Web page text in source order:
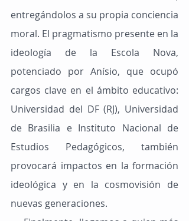
entregándolos a su propia conciencia
moral. El pragmatismo presente en la
ideología de la Escola Nova,
potenciado por Anísio, que ocupó
cargos clave en el ámbito educativo:
Universidad del DF (RJ), Universidad
de Brasilia e Instituto Nacional de
Estudios Pedagógicos, también
provocará impactos en la formación
ideológica y en la cosmovisión de
nuevas generaciones.